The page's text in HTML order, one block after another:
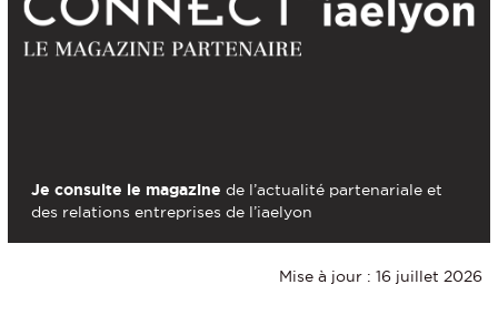
Je consulte le magazine de l’actualité partenariale et
des relations entreprises de l’iaelyon
Mise à jour : 16 juillet 2026